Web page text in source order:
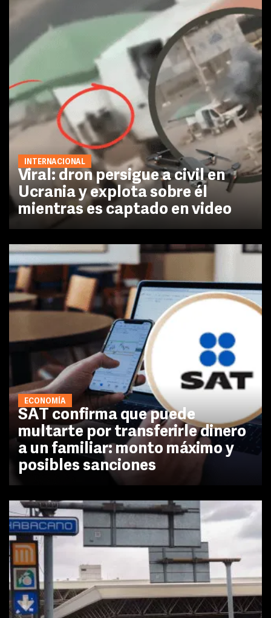
INTERNACIONAL
Viral: dron persigue a civil en
Ucrania y explota sobre él
mientras es captado en video
ECONOMÍA
SAT confirma que puede
multarte por transferirle dinero
a un familiar: monto máximo y
posibles sanciones